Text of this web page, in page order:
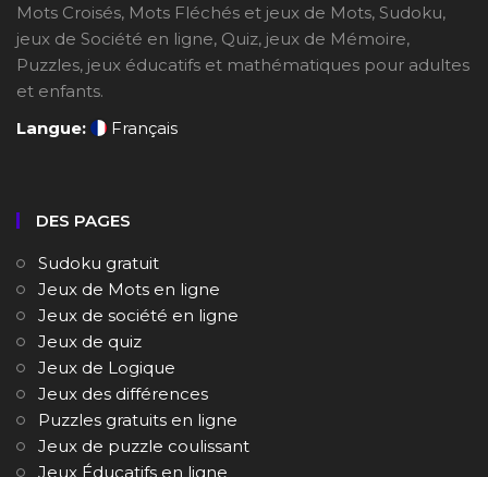
Mots Croisés, Mots Fléchés et jeux de Mots, Sudoku,
jeux de Société en ligne, Quiz, jeux de Mémoire,
Puzzles, jeux éducatifs et mathématiques pour adultes
et enfants.
Langue:
Français
DES PAGES
Sudoku gratuit
Jeux de Mots en ligne
Jeux de société en ligne
Jeux de quiz
Jeux de Logique
Jeux des différences
Puzzles gratuits en ligne
Jeux de puzzle coulissant
Jeux Éducatifs en ligne